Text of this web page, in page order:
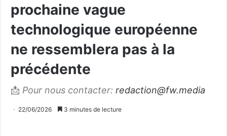
prochaine vague
technologique européenne
ne ressemblera pas à la
précédente
📩 Pour nous contacter: redaction@fw.media
22/06/2026 3 minutes de lecture